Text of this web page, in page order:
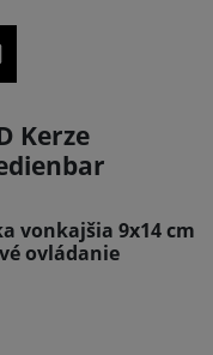
Kerze
vonkajšia 9x14 cm
ovládanie